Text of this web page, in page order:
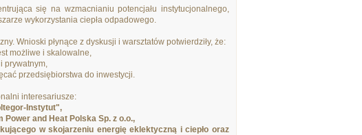
się na wzmacnianiu potencjału instytucjonalnego,
wykorzystania ciepła odpadowego.
Wnioski płynące z dyskusji i warsztatów potwierdziły, że:
możliwe i skalowalne,
prywatnym,
przedsiębiorstwa do inwestycji.
interesariusze:
Instytut",
and Heat Polska Sp. z o.o.,
w skojarzeniu energię eklektyczną i ciepło oraz